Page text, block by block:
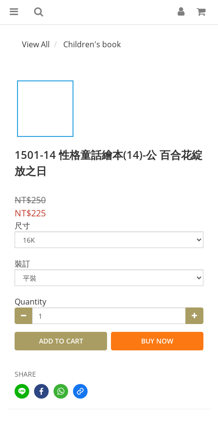
View All Children's book
1501-14 性格童話繪本(14)-公 百合花綻
放之日
NT$250
NT$225
尺寸
裝訂
Quantity
ADD TO CART BUY NOW
SHARE